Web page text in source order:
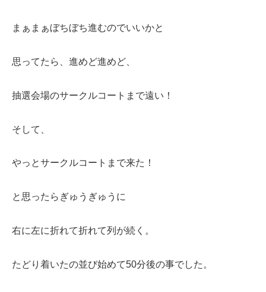
まぁまぁぼちぼち進むのでいいかと
思ってたら、進めど進めど、
抽選会場のサークルコートまで遠い！
そして、
やっとサークルコートまで来た！
と思ったらぎゅうぎゅうに
右に左に折れて折れて列が続く。
たどり着いたの並び始めて50分後の事でした。